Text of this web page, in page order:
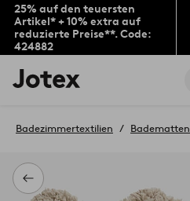
25% auf den teuersten
Artikel* + 10% extra auf
reduzierte Preise**. Code:
424882
Jotex-
Logo
Startseite
Zurück
Badezimmertextilien Badematten